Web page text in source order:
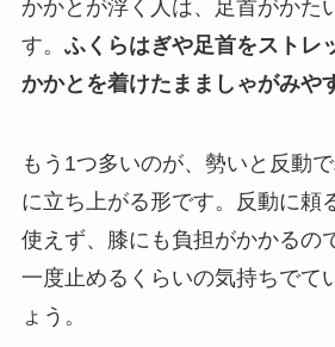
かかとが浮く人は、足首がかた
す。 ふくらはぎや足首をストレ
かかとを着けたまましゃがみや
もう1つ多いのが、勢いと反動
に立ち上がる形です。反動に頼
使えず、膝にも負担がかかるの
一度止めるくらいの気持ちでて
ょう。